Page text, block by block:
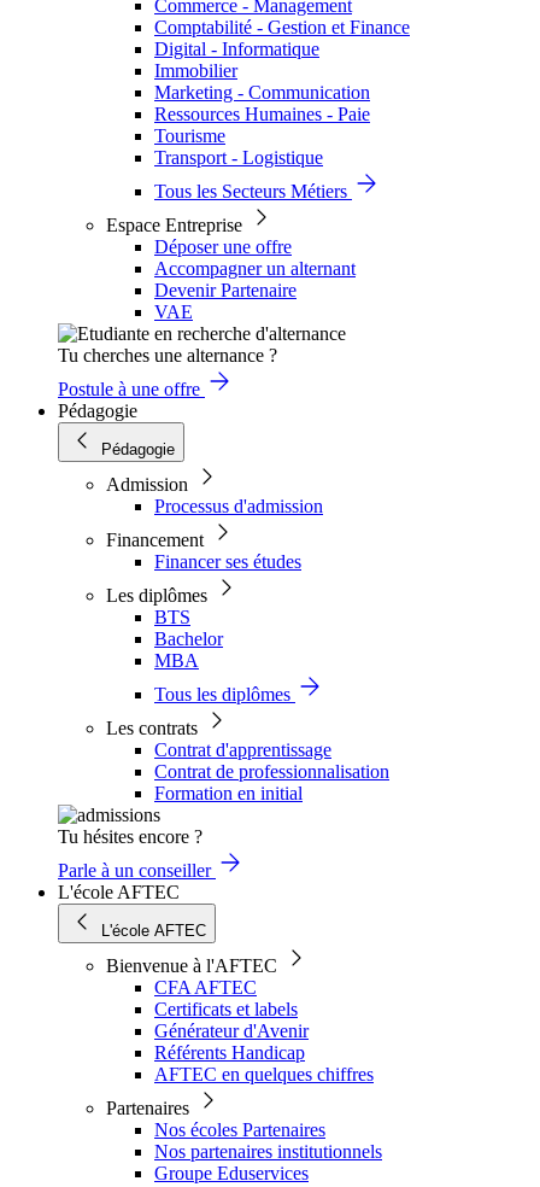
Commerce - Management
Comptabilité - Gestion et Finance
Digital - Informatique
Immobilier
Marketing - Communication
Ressources Humaines - Paie
Tourisme
Transport - Logistique
Tous les Secteurs Métiers
Espace Entreprise
Déposer une offre
Accompagner un alternant
Devenir Partenaire
VAE
Tu cherches une alternance ?
Postule à une offre
Pédagogie
Pédagogie
Admission
Processus d'admission
Financement
Financer ses études
Les diplômes
BTS
Bachelor
MBA
Tous les diplômes
Les contrats
Contrat d'apprentissage
Contrat de professionnalisation
Formation en initial
Tu hésites encore ?
Parle à un conseiller
L'école AFTEC
L'école AFTEC
Bienvenue à l'AFTEC
CFA AFTEC
Certificats et labels
Générateur d'Avenir
Référents Handicap
AFTEC en quelques chiffres
Partenaires
Nos écoles Partenaires
Nos partenaires institutionnels
Groupe Eduservices